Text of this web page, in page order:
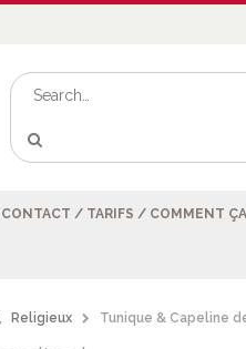
CONTACT / TARIFS / COMMENT ÇA
, Religieux Tunique & Capeline